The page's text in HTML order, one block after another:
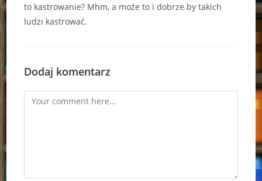
to kastrowanie? Mhm, a może to i dobrze by takich
ludzi kastrować.
Dodaj komentarz
Comment